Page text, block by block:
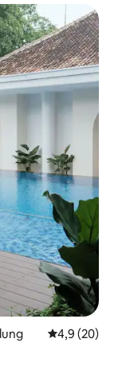
Évaluation
4,9 (20)